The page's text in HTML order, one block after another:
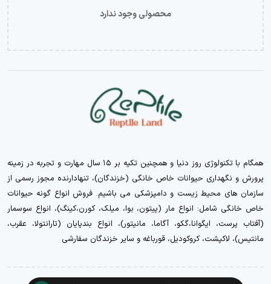
محصولی وجود ندارد
همگام با تکنولوژی روز دنیا و همچنین تکیه بر ۱۵ سال مهارت و تجربه در زمینه
پرورش و نگهداری حیوانات خاص خانگی (خزندگان)، تنهادارنده مجوز رسمی از
سازمان های محیط زیست و دامپزشکی می باشیم. فروش انواع گونه حیوانات
خاص خانگی شامل: انواع مار (پیتون، بوا، میلک، کورن،کینگ)، انواع سوسمار
(آفتاب پرست، ایگوانا،گکو، آگاما، مانیتور)، انواع بندپایان (تارانتولا، عقرب،
مانتیس)، لاکپشت، کروکودیل، قورباغه و سایر خزندگان سفارشی